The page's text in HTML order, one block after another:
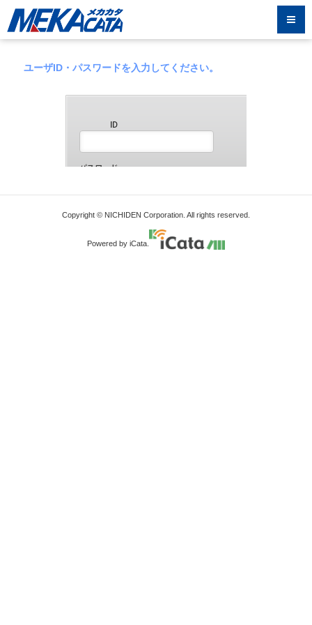
ユーザID・パスワードを入力してください。
Copyright © NICHIDEN Corporation. All rights reserved.
Powered by iCata.